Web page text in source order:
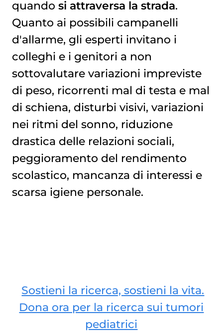
quando si attraversa la strada.
Quanto ai possibili campanelli
d'allarme, gli esperti invitano i
colleghi e i genitori a non
sottovalutare variazioni impreviste
di peso, ricorrenti mal di testa e mal
di schiena, disturbi visivi, variazioni
nei ritmi del sonno, riduzione
drastica delle relazioni sociali,
peggioramento del rendimento
scolastico, mancanza di interessi e
scarsa igiene personale.
Sostieni la ricerca, sostieni la vita.
Dona ora per la ricerca sui tumori
pediatrici